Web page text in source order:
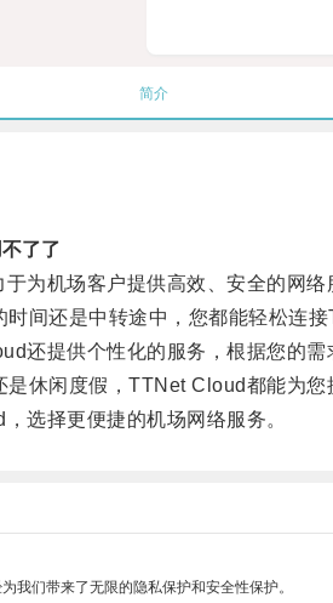
简介
了了
机场客户提供高效、安全的网络
还是中转途中，您都能轻松连接
提供个性化的服务，根据您的需
闲度假，TTNet Cloud都能为您
择更便捷的机场网络服务。
我们带来了无限的隐私保护和安全性保护。